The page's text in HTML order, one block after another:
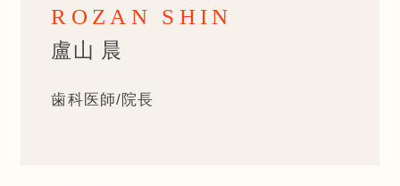
ROZAN SHIN
盧山 晨
歯科医師/院長